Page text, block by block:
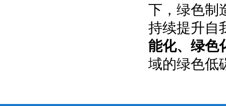
下，绿色制
持续提升自
能化、绿色
域的绿色低